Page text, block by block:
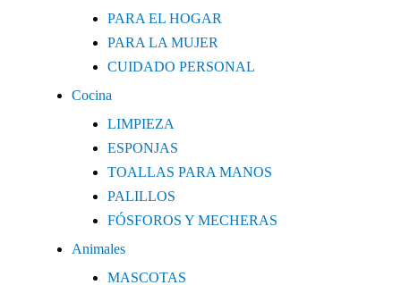
PARA EL HOGAR
PARA LA MUJER
CUIDADO PERSONAL
Cocina
LIMPIEZA
ESPONJAS
TOALLAS PARA MANOS
PALILLOS
FÓSFOROS Y MECHERAS
Animales
MASCOTAS